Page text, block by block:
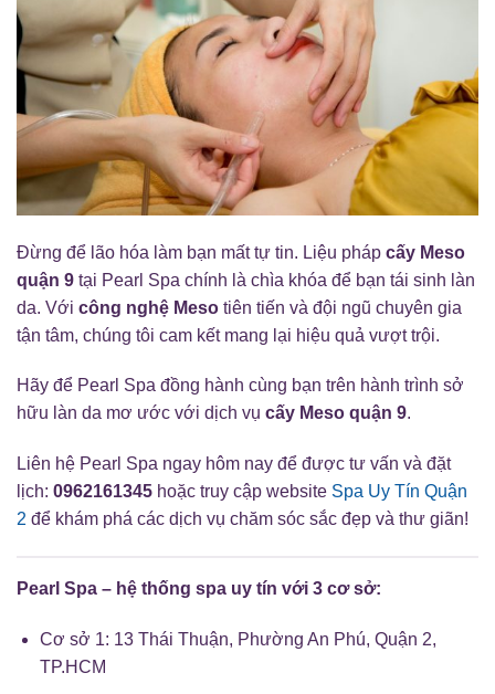
Đừng để lão hóa làm bạn mất tự tin. Liệu pháp cấy Meso
quận 9 tại Pearl Spa chính là chìa khóa để bạn tái sinh làn
da. Với công nghệ Meso tiên tiến và đội ngũ chuyên gia
tận tâm, chúng tôi cam kết mang lại hiệu quả vượt trội.
Hãy để Pearl Spa đồng hành cùng bạn trên hành trình sở
hữu làn da mơ ước với dịch vụ cấy Meso quận 9.
Liên hệ Pearl Spa ngay hôm nay để được tư vấn và đặt
lịch: 0962161345 hoặc truy cập website Spa Uy Tín Quận
2 để khám phá các dịch vụ chăm sóc sắc đẹp và thư giãn!
Pearl Spa – hệ thống spa uy tín với 3 cơ sở:
Cơ sở 1: 13 Thái Thuận, Phường An Phú, Quận 2,
TP.HCM